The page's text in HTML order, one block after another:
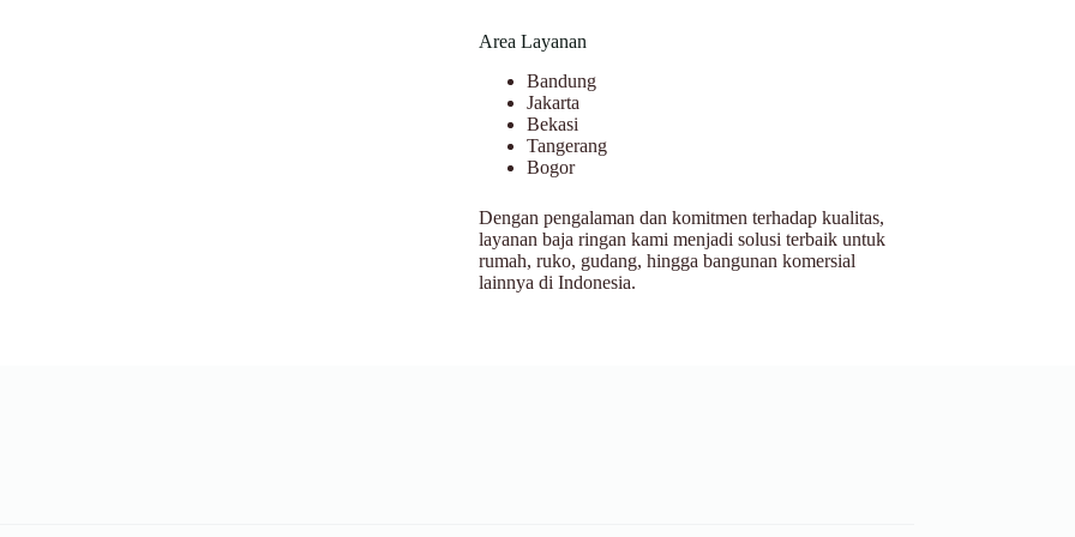
Area Layanan
Bandung
Jakarta
Bekasi
Tangerang
Bogor
Dengan pengalaman dan komitmen terhadap kualitas,
layanan baja ringan kami menjadi solusi terbaik untuk
rumah, ruko, gudang, hingga bangunan komersial
lainnya di Indonesia.